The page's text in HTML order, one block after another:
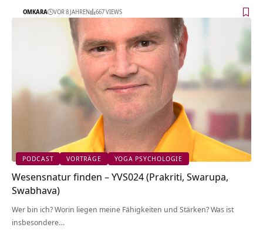
OMKARA VOR 8 JAHREN 667 VIEWS
PODCAST VORTRÄGE YOGA PSYCHOLOGIE
Wesensnatur finden – YVS024 (Prakriti, Swarupa,
Swabhava)
Wer bin ich? Worin liegen meine Fähigkeiten und Stärken? Was ist
insbesondere…